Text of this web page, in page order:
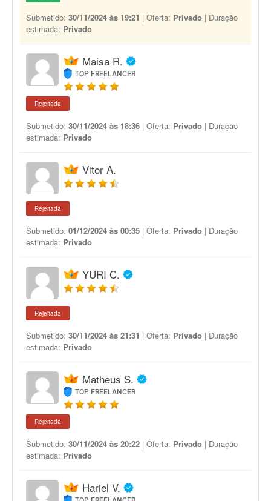
Submetido: 30/11/2024 às 19:21 | Oferta: Privado | Duração
estimada: Privado
Maisa R.
TOP FREELANCER
Rejeitada
Submetido: 30/11/2024 às 18:36 | Oferta: Privado | Duração
estimada: Privado
Vitor A.
Rejeitada
Submetido: 01/12/2024 às 00:35 | Oferta: Privado | Duração
estimada: Privado
YURI C.
Rejeitada
Submetido: 30/11/2024 às 21:31 | Oferta: Privado | Duração
estimada: Privado
Matheus S.
TOP FREELANCER
Rejeitada
Submetido: 30/11/2024 às 20:22 | Oferta: Privado | Duração
estimada: Privado
Hariel V.